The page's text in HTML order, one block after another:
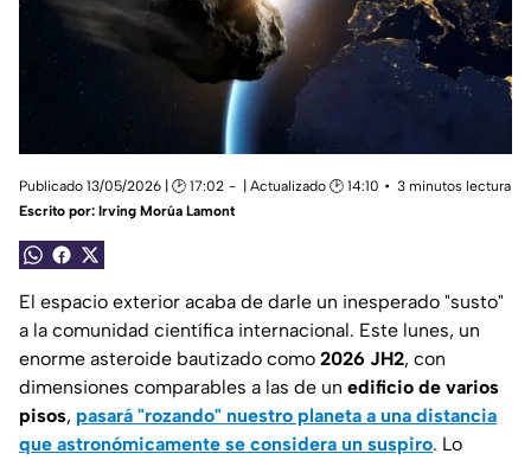
Publicado 13/05/2026 | 🕑 17:02 | Actualizado 🕑 14:10
3 minutos lectura
Escrito por: Irving Morúa Lamont
El espacio exterior acaba de darle un inesperado "susto"
a la comunidad científica internacional. Este lunes, un
enorme asteroide bautizado como 2026 JH2, con
dimensiones comparables a las de un edificio de varios
pisos, pasará "rozando" nuestro planeta a una distancia
que astronómicamente se considera un suspiro. Lo